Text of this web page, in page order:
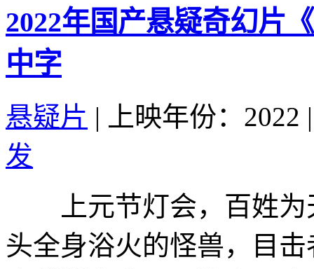
2022年国产悬疑奇幻片
中字
悬疑片 | 上映年份：2022 |
发
上元节灯会，百姓为
头全身浴火的怪兽，目